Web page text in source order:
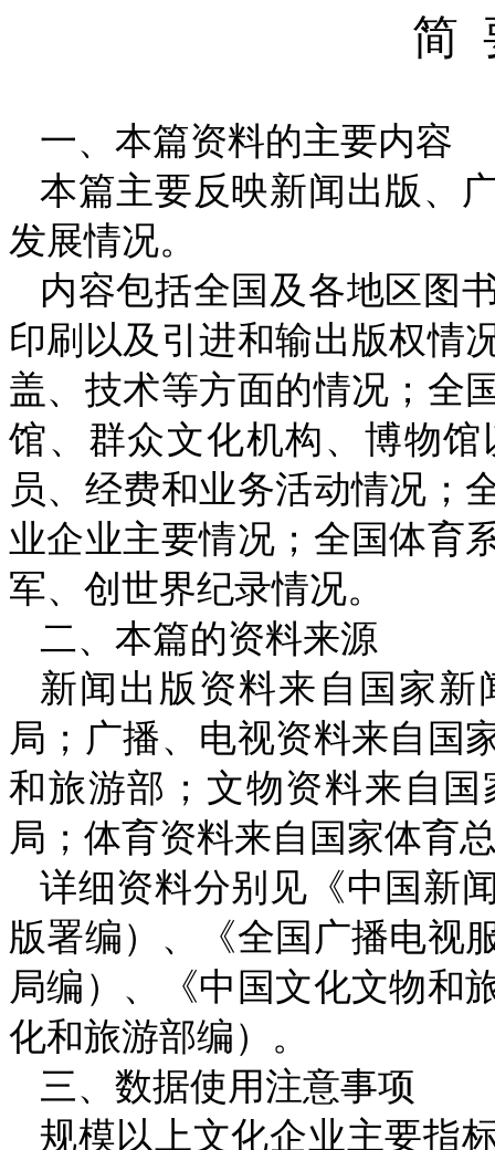
简
一、本篇资料的主要内容
本篇主要反映新闻出版、
发展情况。
内容包括全国及各地区图
印刷以及引进和输出版权情
盖、技术等方面的情况；全
馆、群众文化机构、博物
员、经费和业务活动情况；
业企业主要情况；全国体育
军、创世界纪录情况。
二、本篇的资料来源
新闻出版资料来自国家
局；广播、电视资料来自国
和旅游部；文物资料来自
局；体育资料来自国家体育
详细资料分别见《中国新
版署编）、《全国广播电视
局编）、《中国文化文物和
化和旅游部编）。
三、数据使用注意事项
规模以上文化企业主要指